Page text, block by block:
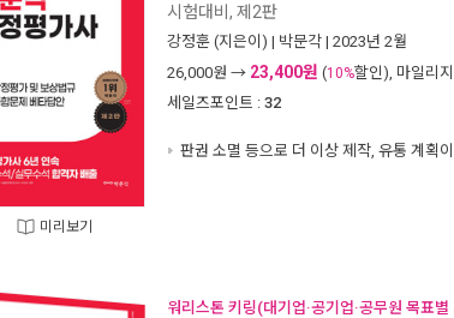
미리보기
시험대비, 제2판
강정훈 (지은이) | 박문각 | 2023년 2월
26,000원 → 23,400원 (10%할인), 마일리지
세일즈포인트 : 32
판권 소멸 등으로 더 이상 제작, 유통 계획
워리스톤 키링(대기업·공기업·공무원 목표